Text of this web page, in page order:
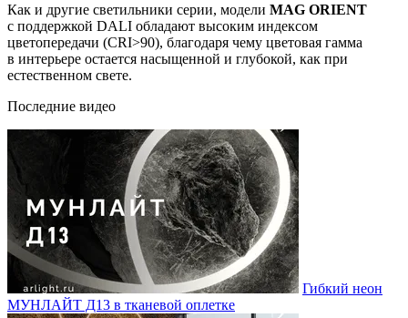
Как и другие светильники серии, модели MAG ORIENT
с поддержкой DALI обладают высоким индексом
цветопередачи (CRI>90), благодаря чему цветовая гамма
в интерьере остается насыщенной и глубокой, как при
естественном свете.
Последние видео
Гибкий неон
МУНЛАЙТ Д13 в тканевой оплетке